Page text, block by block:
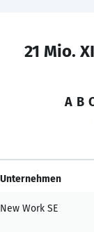
21 Mio.
A B
Unternehmen
New Work SE